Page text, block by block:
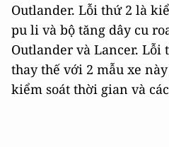
Outlander. Lỗi thứ 2 là
pu li và bộ tăng dây cu
Outlander và Lancer.
thay thế với 2 mẫu xe
kiểm soát thời gian và